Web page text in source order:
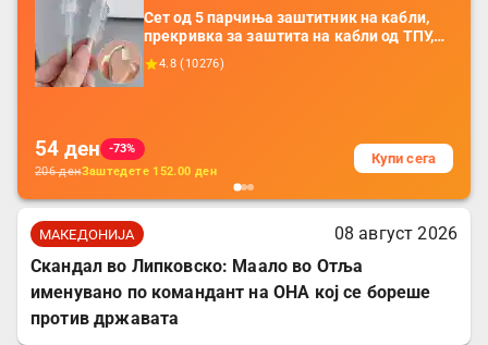
Сет од 5 парчиња заштитник на кабли,
прекривка за заштита на кабли од ТПУ,
додатоци за заштита на кабли, без
батерија, за мобилни телефони, комплет
4.8 ( 10276)
54 ден
-73%
206денЗаштедете 152.00 ден
Купи сега
МАКЕДОНИЈА
08 август 2026
Скандал во Липковско: Маало во Отља
именувано по командант на ОНА кој се бореше
против државата